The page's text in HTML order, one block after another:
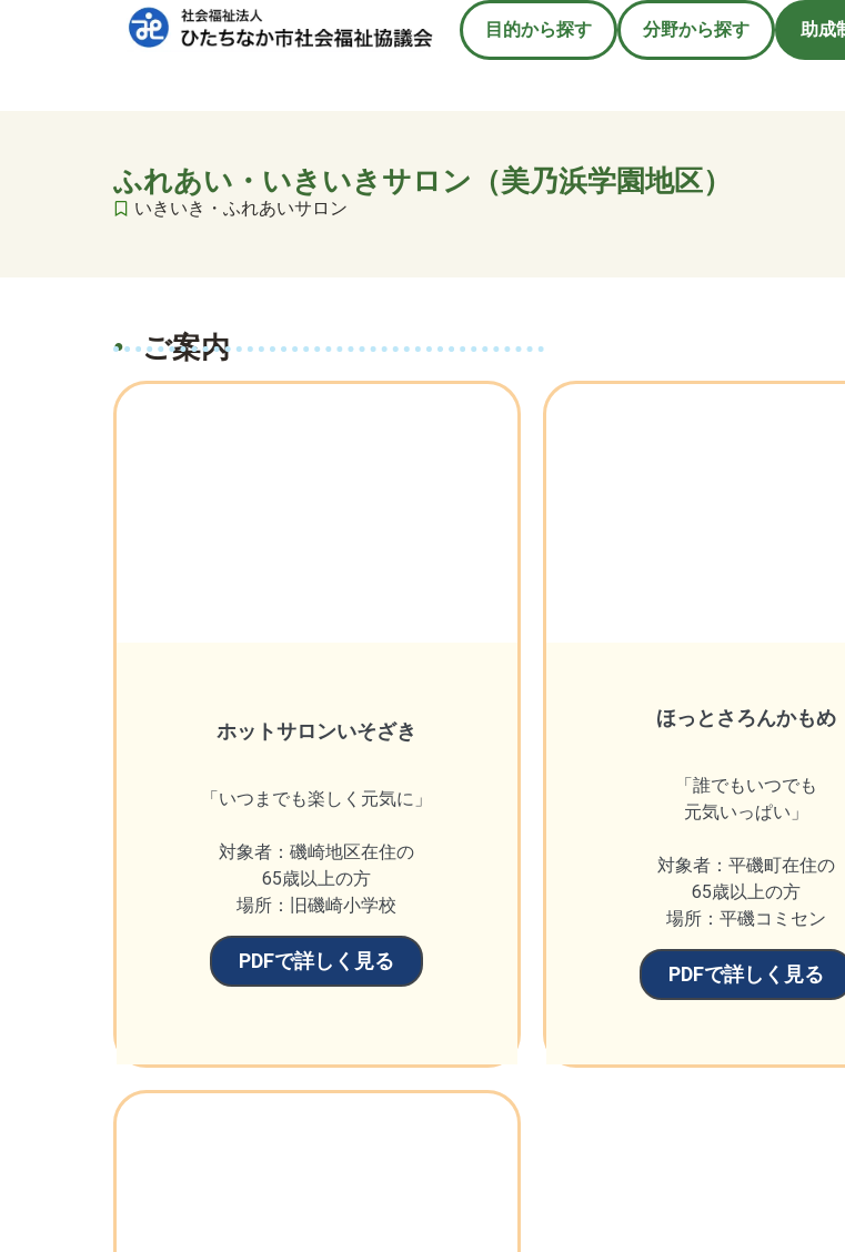
目的から探す 分野から探す 助成
ふれあい・いきいきサロン（美乃浜学園地区）
いきいき・ふれあいサロン
ご案内
ホットサロンいそざき
「いつまでも楽しく元気に」
対象者：磯崎地区在住の
65歳以上の方
場所：旧磯崎小学校
PDFで詳しく見る
ほっとさろんかもめ
「誰でもいつでも
元気いっぱい」
対象者：平磯町在住の
65歳以上の方
場所：平磯コミセン
PDFで詳しく見る